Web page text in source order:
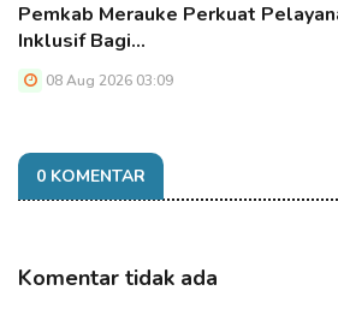
Pemkab Merauke Perkuat
Inklusif Bagi…
08 Aug 2026 03:09
0 KOMENTAR
Komentar tidak ada